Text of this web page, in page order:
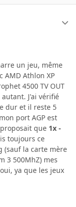
un jeu, même
AMD Athlon XP
4500 TV OUT
J'ai vérifié
dur et il reste 5
port AGP est
que 1x -
toujours ce
(sauf la carte mère
3 500MhZ) mes
ya que les jeux